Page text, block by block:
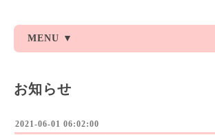
MENU ▼
お知らせ
2021-06-01 06:02:00